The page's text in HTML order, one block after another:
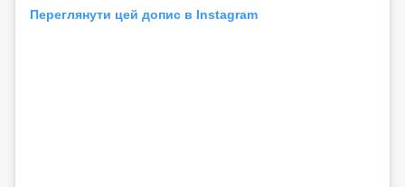
Переглянути цей допис в Instagram